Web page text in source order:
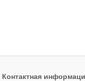
Контактная